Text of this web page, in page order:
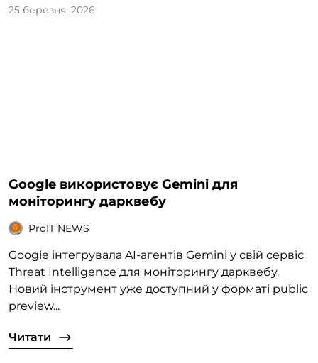
25 березня, 2026
Google використовує Gemini для
моніторингу дарквебу
ProIT NEWS
Google інтегрувала AI-агентів Gemini у свій сервіс
Threat Intelligence для моніторингу дарквебу.
Новий інструмент уже доступний у форматі public
preview...
Читати